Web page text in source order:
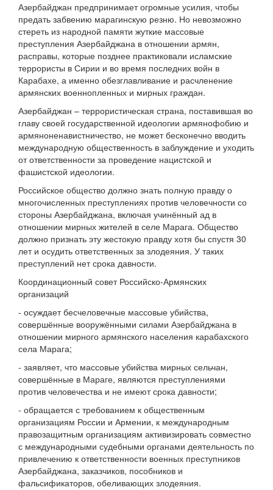
Азербайджан предпринимает огромные усилия, чтобы
предать забвению марагинскую резню. Но невозможно
стереть из народной памяти жуткие массовые
преступления Азербайджана в отношении армян,
расправы, которые позднее практиковали исламские
террористы в Сирии и во время последних войн в
Карабахе, а именно обезглавливание и расчленение
армянских военнопленных и мирных граждан.
Азербайджан – террористическая страна, поставившая во
главу своей государственной идеологии армянофобию и
армяноненавистничество, не может бесконечно вводить
международную общественность в заблуждение и уходить
от ответственности за проведение нацистской и
фашистской идеологии.
Российское общество должно знать полную правду о
многочисленных преступлениях против человечности со
стороны Азербайджана, включая учинённый ад в
отношении мирных жителей в селе Марага. Общество
должно признать эту жестокую правду хотя бы спустя 30
лет и осудить ответственных за злодеяния. У таких
преступлений нет срока давности.
Координационный совет Российско-Армянских
организаций
- осуждает бесчеловечные массовые убийства,
совершённые вооружёнными силами Азербайджана в
отношении мирного армянского населения карабахского
села Марага;
- заявляет, что массовые убийства мирных сельчан,
совершённые в Мараге, являются преступлениями
против человечества и не имеют срока давности;
- обращается с требованием к общественным
организациям России и Армении, к международным
правозащитным организациям активизировать совместно
с международными судебными органами деятельность по
привлечению к ответственности военных преступников
Азербайджана, заказчиков, пособников и
фальсификаторов, обеливающих злодеяния.